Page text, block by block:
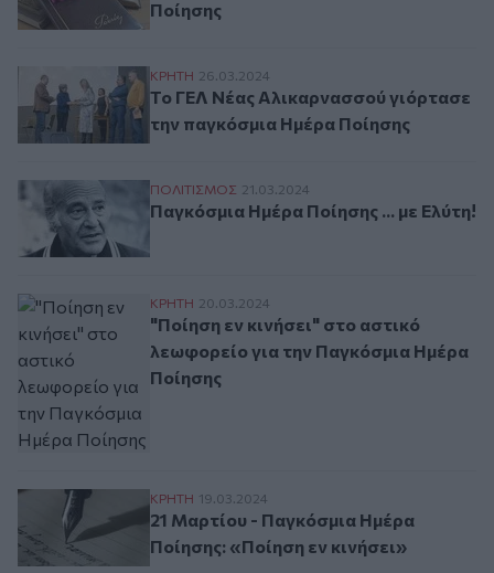
Ποίησης
Το ΓΕΛ Νέας Αλικαρνασσού γιόρτασε
ΚΡΗΤΗ 26.03.2024
Το ΓΕΛ Νέας Αλικαρνασσού γιόρτασε
την παγκόσμια Ημέρα Ποίησης
Παγκόσμια Ημέρα Ποίησης ... με Ελύτη!
ΠΟΛΙΤΙΣΜΟΣ 21.03.2024
Παγκόσμια Ημέρα Ποίησης ... με Ελύτη!
"Ποίηση εν κινήσει" στο αστικό
ΚΡΗΤΗ 20.03.2024
"Ποίηση εν κινήσει" στο αστικό
λεωφορείο για την Παγκόσμια Ημέρα
Ποίησης
21 Μαρτίου - Παγκόσμια Ημέρα Ποίησης:
ΚΡΗΤΗ 19.03.2024
21 Μαρτίου - Παγκόσμια Ημέρα
Ποίησης: «Ποίηση εν κινήσει»